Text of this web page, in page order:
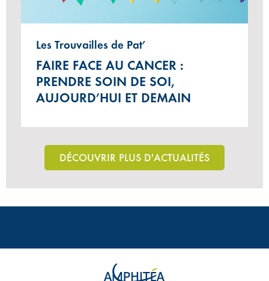
Les Trouvailles de Pat’
FAIRE FACE AU CANCER :
PRENDRE SOIN DE SOI,
AUJOURD’HUI ET DEMAIN
DÉCOUVRIR PLUS D'ACTUALITÉS